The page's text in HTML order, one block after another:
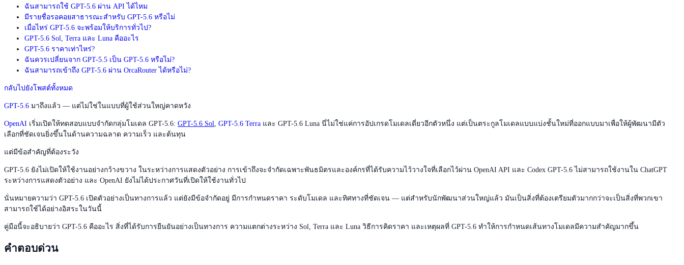
ฉันสามารถใช้ GPT-5.6 ผ่าน API ได้ไหม
มีรายชื่อรอคอยสาธารณะสำหรับ GPT-5.6 หรือไม่
เมื่อไหร่ GPT-5.6 จะพร้อมให้บริการทั่วไป?
GPT-5.6 Sol, Terra และ Luna คืออะไร
GPT-5.6 ราคาเท่าไหร่?
ฉันควรเปลี่ยนจาก GPT-5.5 เป็น GPT-5.6 หรือไม่?
ฉันสามารถเข้าถึง GPT-5.6 ผ่าน OrcaRouter ได้หรือไม่?
กลับไปยังโพสต์ทั้งหมด
GPT-5.6 มาถึงแล้ว — แต่ไม่ใช่ในแบบที่ผู้ใช้ส่วนใหญ่คาดหวัง
OpenAI เริ่มเปิดให้ทดสอบแบบจำกัดกลุ่มโมเดล GPT-5.6: GPT-5.6 Sol GPT-5.6 Terra และ GPT-5.6 Luna นี่ไม่ใช่แค่การอัปเกรดโมเดลเดี่ยวอีกตัวหนึ่ง แต่เป็นตระกูลโมเดลแบบแบ่งชั้นใหม่ที่ออกแบบมาเพื่อให้ผู้พัฒนามีตัว
เลือกที่ชัดเจนยิ่งขึ้นในด้านความฉลาด ความเร็ว และต้นทุน
แต่มีข้อสำคัญที่ต้องระวัง
GPT-5.6 ยังไม่เปิดให้ใช้งานอย่างกว้างขวาง ในระหว่างการแสดงตัวอย่าง การเข้าถึงจะจำกัดเฉพาะพันธมิตรและองค์กรที่ได้รับความไว้วางใจที่เลือกไว้ผ่าน OpenAI API และ Codex GPT-5.6 ไม่สามารถใช้งานใน ChatGPT
ระหว่างการแสดงตัวอย่าง และ OpenAI ยังไม่ได้ประกาศวันที่เปิดให้ใช้งานทั่วไป
นั่นหมายความว่า GPT-5.6 เปิดตัวอย่างเป็นทางการแล้ว แต่ยังมีข้อจำกัดอยู่ มีการกำหนดราคา ระดับโมเดล และทิศทางที่ชัดเจน — แต่สำหรับนักพัฒนาส่วนใหญ่แล้ว มันเป็นสิ่งที่ต้องเตรียมตัวมากกว่าจะเป็นสิ่งที่พวกเขา
สามารถใช้ได้อย่างอิสระในวันนี้
คู่มือนี้จะอธิบายว่า GPT-5.6 คืออะไร สิ่งที่ได้รับการยืนยันอย่างเป็นทางการ ความแตกต่างระหว่าง Sol, Terra และ Luna วิธีการคิดราคา และเหตุผลที่ GPT-5.6 ทำให้การกำหนดเส้นทางโมเดลมีความสำคัญมากขึ้น
คำตอบด่วน